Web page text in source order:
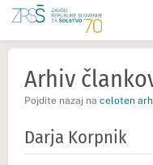
Arhiv
Pojdite nazaj na celoten
Darja Korpnik